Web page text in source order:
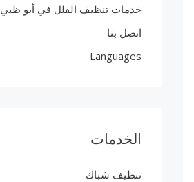
خدمات تنظيف الفلل في أبو ظبي
اتصل بنا
Languages
الخدمات
تنظيف شباك